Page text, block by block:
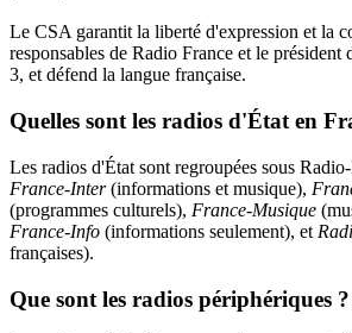
Le CSA garantit la liberté d'expression et la
responsables de Radio France et le président
3, et défend la langue française.
Quelles sont les radios d'État en
Les radios d'État sont regroupées sous
France-Inter(informations et musique),
(programmes culturels), France-Musique
France-Info (informations seulement), et
françaises).
Que sont les radios périphériques ?